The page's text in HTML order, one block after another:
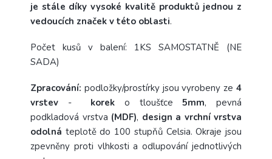
je stále díky vysoké kvalitě produktů jednou z
vedoucích značek v této oblasti.
Počet kusů v balení: 1KS SAMOSTATNĚ (NE
SADA)
Zpracování: podložky/prostírky jsou vyrobeny ze 4
vrstev - korek o tloušťce5mm, pevná
podkladová vrstva (MDF), design a vrchní vrstva
odolná teplotě do 100 stupňů Celsia. Okraje jsou
zpevněny proti vlhkosti a odlupování jednotlivých